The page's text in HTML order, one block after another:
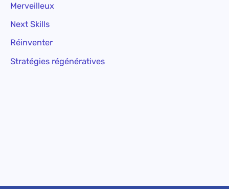
Merveilleux
Next Skills
Réinventer
Stratégies régénératives